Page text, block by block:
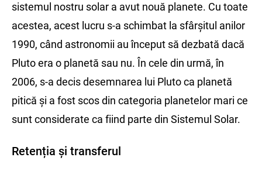
sistemul nostru solar a avut nouă planete. Cu toate
acestea, acest lucru s-a schimbat la sfârșitul anilor
1990, când astronomii au început să dezbată dacă
Pluto era o planetă sau nu. În cele din urmă, în
2006, s-a decis desemnarea lui Pluto ca planetă
pitică și a fost scos din categoria planetelor mari ce
sunt considerate ca fiind parte din Sistemul Solar.
Retenția și transferul